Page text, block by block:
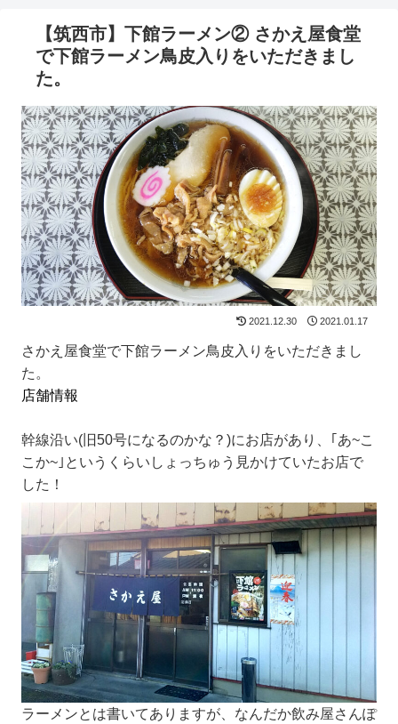
【筑西市】下館ラーメン② さかえ屋食堂
で下館ラーメン鳥皮入りをいただきまし
た。
2021.12.30 2021.01.17
さかえ屋食堂で下館ラーメン鳥皮入りをいただきまし
た。
店舗情報
幹線沿い(旧50号になるのかな？)にお店があり、｢あ~こ
こか~｣というくらいしょっちゅう見かけていたお店で
した！
ラーメンとは書いてありますが、なんだか飲み屋さんぽ